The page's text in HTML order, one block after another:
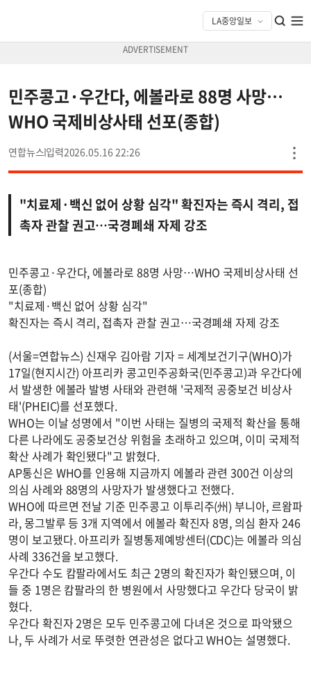
민주콩고·우간다, 에볼라로 88명 사망…
WHO 국제비상사태 선포(종합)
연합뉴스 2026.05.16 22:26
"치료제·백신 없어 상황 심각" 확진자는 즉시 격리, 접
촉자 관찰 권고…국경폐쇄 자제 강조
민주콩고·우간다, 에볼라로 88명 사망…WHO 국제비상사태 선
포(종합)
"치료제·백신 없어 상황 심각"
확진자는 즉시 격리, 접촉자 관찰 권고…국경폐쇄 자제 강조
(서울=연합뉴스) 신재우 김아람 기자 = 세계보건기구(WHO)가
17일(현지시간) 아프리카 콩고민주공화국(민주콩고)과 우간다에
서 발생한 에볼라 발병 사태와 관련해 '국제적 공중보건 비상사
태'(PHEIC)를 선포했다.
WHO는 이날 성명에서 "이번 사태는 질병의 국제적 확산을 통해
다른 나라에도 공중보건상 위험을 초래하고 있으며, 이미 국제적
확산 사례가 확인됐다"고 밝혔다.
AP통신은 WHO를 인용해 지금까지 에볼라 관련 300건 이상의
의심 사례와 88명의 사망자가 발생했다고 전했다.
WHO에 따르면 전날 기준 민주콩고 이투리주(州) 부니아, 르왐파
라, 몽그발루 등 3개 지역에서 에볼라 확진자 8명, 의심 환자 246
명이 보고됐다. 아프리카 질병통제예방센터(CDC)는 에볼라 의심
사례 336건을 보고했다.
우간다 수도 캄팔라에서도 최근 2명의 확진자가 확인됐으며, 이
들 중 1명은 캄팔라의 한 병원에서 사망했다고 우간다 당국이 밝
혔다.
우간다 확진자 2명은 모두 민주콩고에 다녀온 것으로 파악됐으
나, 두 사례가 서로 뚜렷한 연관성은 없다고 WHO는 설명했다.